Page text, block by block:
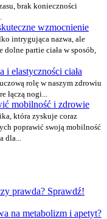
brak konieczności
wzmocnienie
intrygująca nazwa, ale
partie ciała w sposób,
elastyczności ciała
rolę w naszym zdrowiu
nogi...
mobilność i zdrowie
która zyskuje coraz
poprawić swoją mobilność
prawda? Sprawdź!
na metabolizm i apetyt?